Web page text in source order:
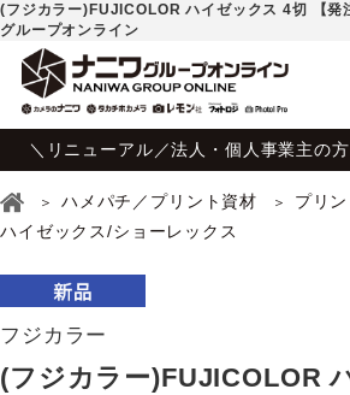
(フジカラー)FUJICOLOR ハイゼックス 4切 【発
グループオンライン
＼リニューアル／法人・個人事業主の
ハメパチ／プリント資材
プリ
ハイゼックス/ショーレックス
フジカラー
(フジカラー)FUJICOLOR